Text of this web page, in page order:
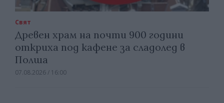
Свят
Древен храм на почти 900 години
откриха под кафене за сладолед в
Полша
07.08.2026 / 16:00